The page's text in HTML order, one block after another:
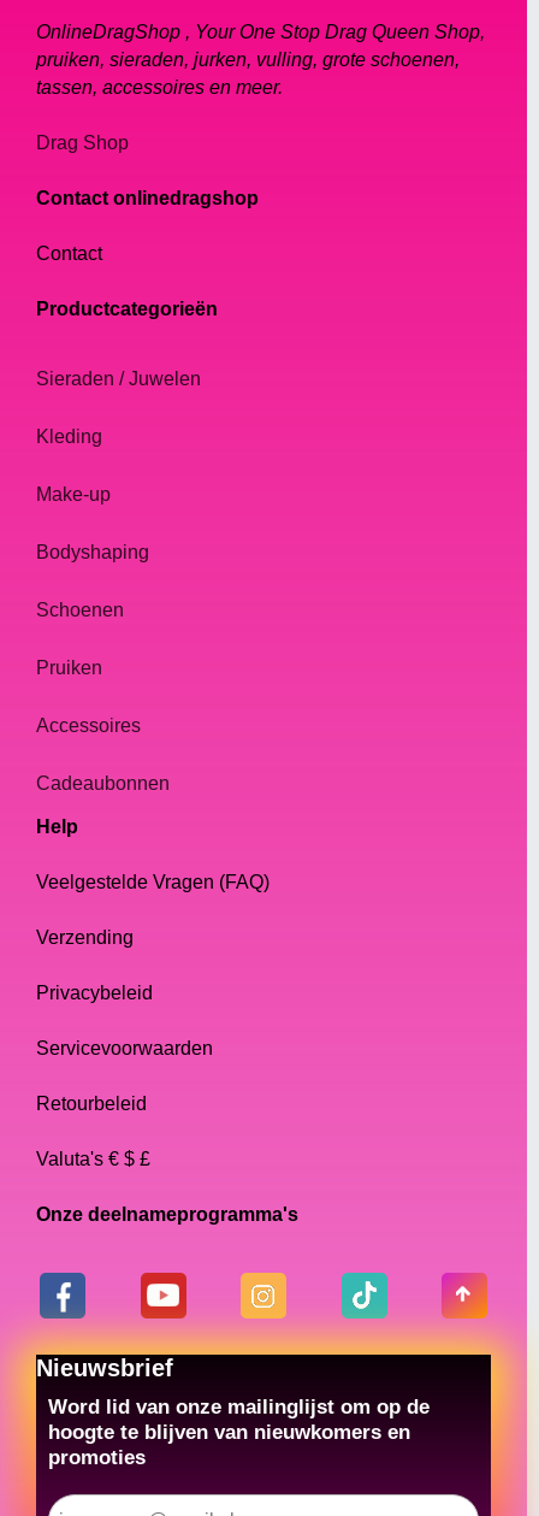
OnlineDragShop , Your One Stop Drag Queen Shop,
pruiken, sieraden, jurken, vulling, grote schoenen,
tassen, accessoires en meer.
Drag Shop
Contact onlinedragshop
Contact
Productcategorieën
Sieraden / Juwelen
Kleding
Make-up
Bodyshaping
Schoenen
Pruiken
Accessoires
Cadeaubonnen
Help
Veelgestelde Vragen (FAQ)
Verzending
Privacybeleid
Servicevoorwaarden
Retourbeleid
Valuta's € $ £
Onze deelnameprogramma's
Nieuwsbrief
Word lid van onze mailinglijst om op de
hoogte te blijven van nieuwkomers en
promoties